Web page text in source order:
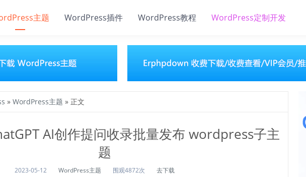
主题 WordPress插件 WordPress教程 WordPress定制开发
» WordPress主题 » 正文
AI创作提问收录批量发布 wordpress子主
题
2023-05-12 WordPress主题 围观4872次 去下载